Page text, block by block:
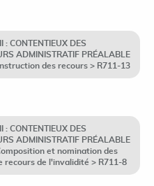
CONTENTIEUX DES
ADMINISTRATIF PRÉALABLE
des recours > R711-13
CONTENTIEUX DES
ADMINISTRATIF PRÉALABLE
et nomination des
recours de l'invalidité > R711-8